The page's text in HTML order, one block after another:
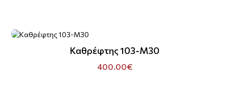
Καθρέφτης 103-M30
400.00€